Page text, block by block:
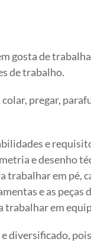
gosta de
de trabalho.
pregar,
e
e desenho
trabalhar em pé,
e as peças
trabalhar em
diversificado,